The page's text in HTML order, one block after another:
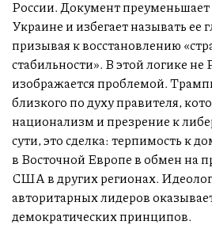
России. Документ
Украине и избегает называть ее
призывая к восстановлению
стабильности». В этой логике не
изображается проблемой.
близкого по духу правителя,
национализм и презрение к
сути, это сделка: терпимость к
в Восточной Европе в обмен на
США в других регионах.
авторитарных лидеров
демократических принципов.